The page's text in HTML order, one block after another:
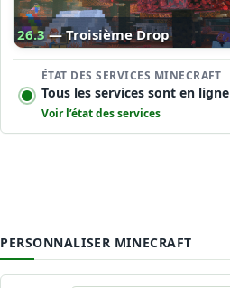
26.3 — Troisième Drop
ÉTAT DES SERVICES MINECRAFT
Tous les services sont en ligne
Voir l’état des services
PERSONNALISER MINECRAFT